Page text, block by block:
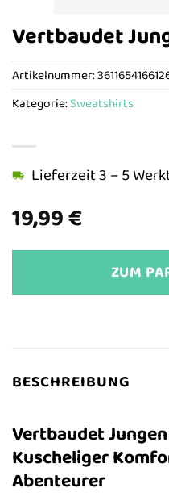
Vertbaudet
19,99€
Lieferzeit 3 – 5
ZUM
Artikelnummer:
Kategorie:Sweatshirts
BESCHREIBUNG
Vertbaudet
Kuscheliger
Abenteurer